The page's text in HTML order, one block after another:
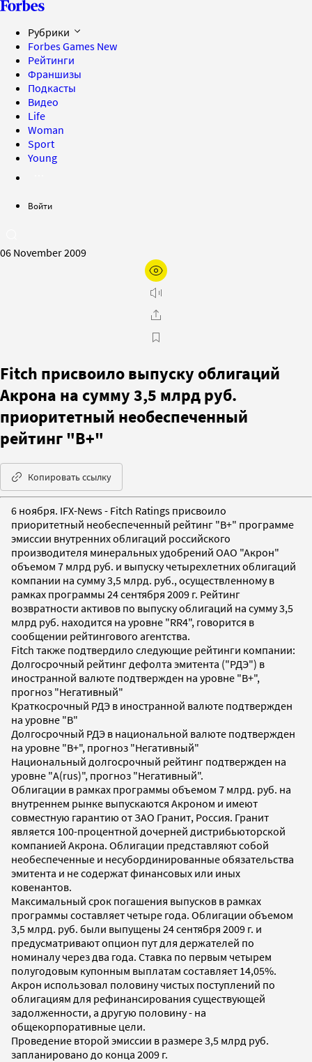
Рубрики
Forbes Games New
Рейтинги
Франшизы
Подкасты
Видео
Life
Woman
Sport
Young
Войти
06 November 2009
Fitch присвоило выпуску облигаций
Акрона на сумму 3,5 млрд руб.
приоритетный необеспеченный
рейтинг "B+"
Копировать ссылку
6 ноября. IFX-News - Fitch Ratings присвоило
приоритетный необеспеченный рейтинг "B+" программе
эмиссии внутренних облигаций российского
производителя минеральных удобрений ОАО "Акрон"
объемом 7 млрд руб. и выпуску четырехлетних облигаций
компании на сумму 3,5 млрд. руб., осуществленному в
рамках программы 24 сентября 2009 г. Рейтинг
возвратности активов по выпуску облигаций на сумму 3,5
млрд руб. находится на уровне "RR4", говорится в
сообщении рейтингового агентства.
Fitch также подтвердило следующие рейтинги компании:
Долгосрочный рейтинг дефолта эмитента ("РДЭ") в
иностранной валюте подтвержден на уровне "B+",
прогноз "Негативный"
Краткосрочный РДЭ в иностранной валюте подтвержден
на уровне "B"
Долгосрочный РДЭ в национальной валюте подтвержден
на уровне "B+", прогноз "Негативный"
Национальный долгосрочный рейтинг подтвержден на
уровне "A(rus)", прогноз "Негативный".
Облигации в рамках программы объемом 7 млрд. руб. на
внутреннем рынке выпускаются Акроном и имеют
совместную гарантию от ЗАО Гранит, Россия. Гранит
является 100-процентной дочерней дистрибьюторской
компанией Акрона. Облигации представляют собой
необеспеченные и несубординированные обязательства
эмитента и не содержат финансовых или иных
ковенантов.
Максимальный срок погашения выпусков в рамках
программы составляет четыре года. Облигации объемом
3,5 млрд. руб. были выпущены 24 сентября 2009 г. и
предусматривают опцион пут для держателей по
номиналу через два года. Ставка по первым четырем
полугодовым купонным выплатам составляет 14,05%.
Акрон использовал половину чистых поступлений по
облигациям для рефинансирования существующей
задолженности, а другую половину - на
общекорпоративные цели.
Проведение второй эмиссии в размере 3,5 млрд руб.
запланировано до конца 2009 г.